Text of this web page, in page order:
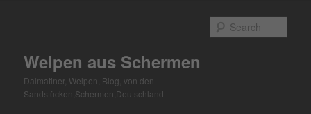
Welpen aus Schermen
Dalmatiner, Welpen, Blog, von den
Sandstücken,Schermen,Deutschland